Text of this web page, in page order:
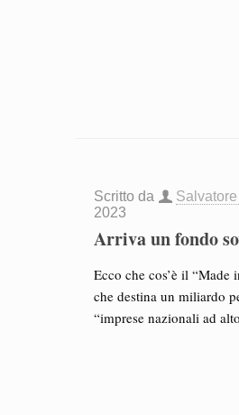
Scritto da
2023
Arriva un fondo
Ecco che cos’è il
che destina un miliardo
“imprese nazionali ad